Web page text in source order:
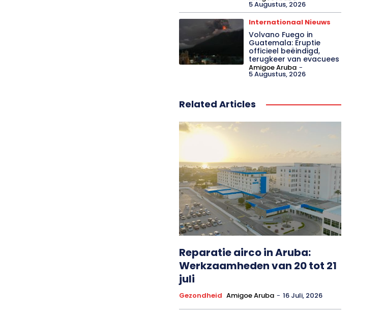
5 Augustus, 2026
Internationaal Nieuws
Volvano Fuego in
Guatemala: Eruptie
officieel beëindigd,
terugkeer van evacuees
Amigoe Aruba -
5 Augustus, 2026
Related Articles
Reparatie airco in Aruba:
Werkzaamheden van 20 tot 21
juli
Gezondheid Amigoe Aruba - 16 Juli, 2026